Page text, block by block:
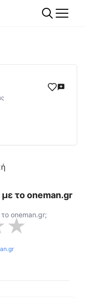
| Δες
τοoneman.gr
το oneman.gr;
★